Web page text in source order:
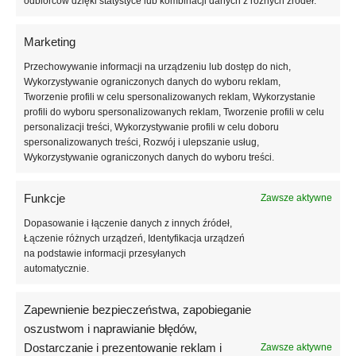
Marketing
Przechowywanie informacji na urządzeniu lub dostęp do nich,
Wykorzystywanie ograniczonych danych do wyboru reklam,
Tworzenie profili w celu spersonalizowanych reklam, Wykorzystanie
profili do wyboru spersonalizowanych reklam, Tworzenie profili w celu
personalizacji treści, Wykorzystywanie profili w celu doboru
spersonalizowanych treści, Rozwój i ulepszanie usług,
Wykorzystywanie ograniczonych danych do wyboru treści.
Funkcje Zawsze aktywne
Dopasowanie i łączenie danych z innych źródeł,
Łączenie różnych urządzeń, Identyfikacja urządzeń
na podstawie informacji przesyłanych
automatycznie.
Zapewnienie bezpieczeństwa, zapobieganie
oszustwom i naprawianie błędów,
Dostarczanie i prezentowanie reklam i
Zawsze aktywne
Siatka podtynkowa 145 g/m
niepokrytezaprawąpłyty izolacyjne, a następnie pokryta
pojedynczą warstwą kleju.
Obszary budynku szczególnie narażone na uszkodzenia
mechaniczne, np. ściany parteru do wysokości 2 m, zaleca się
wzmocnić podwójną warstwą siatki. Drugą warstwę zbrojoną o
być już sucha.
Warstwę zbrojoną należy starannie wyrównać, unikając tworzenia
nierówności czy fałd a wszelkie niedoskonałości na jej powierzchni
zaszpachlować. Następnie, gdy klej wyschnie, przeszlifować
spryskiwaczem.
Dodatkowe informacje: